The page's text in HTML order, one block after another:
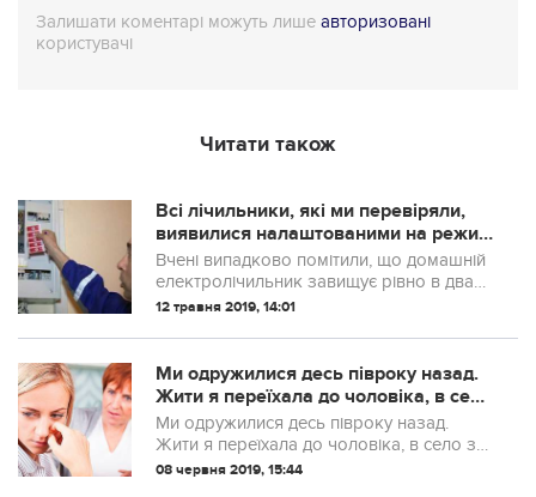
Залишати коментарі можуть лише авторизовані
користувачі
Читати також
Всі лічильники, які ми перевіряли,
виявилися налаштованими на режим
подвійного тарифу! А Ви свiй
перeвіpяли?
Вчені випадково помітили, що домашній
електролічильник завищує рівно в два
рази.
12 травня 2019, 14:01
Ми одружилися десь півроку назад.
Жити я переїхала до чоловіка, в село
з великого міста. У нього великий
будинок. Красота! Все було б добре,
якби...
Ми одружилися десь півроку назад.
Жити я переїхала до чоловіка, в село з
великого міста. У нього великий
08 червня 2019, 15:44